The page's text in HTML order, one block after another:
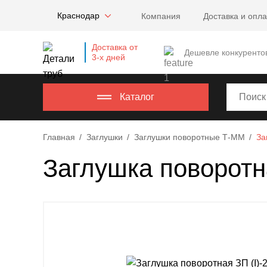
Краснодар Компания Доставка и
Доставка от
3-х дней
Дешевле
Каталог
Главная Заглушки Заглушки поворотные Т-ММ
Заглушка
Московская